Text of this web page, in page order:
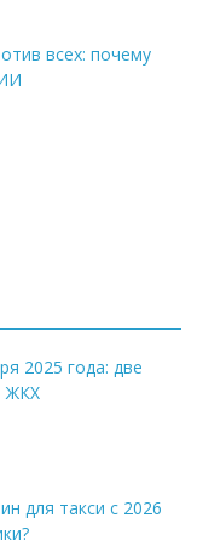
всех: почему
2025 года: две
ЖКХ
для такси с 2026